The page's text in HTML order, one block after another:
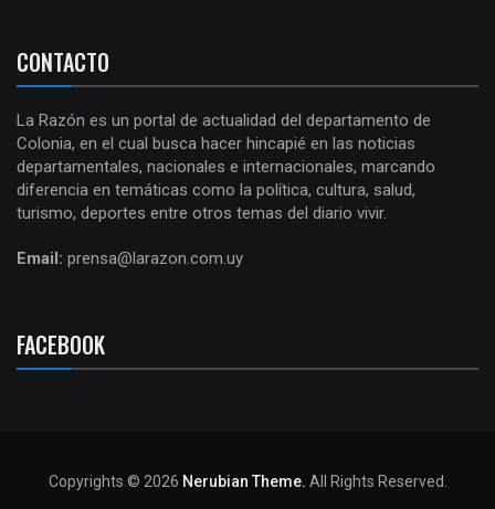
CONTACTO
La Razón es un portal de actualidad del departamento de
Colonia, en el cual busca hacer hincapié en las noticias
departamentales, nacionales e internacionales, marcando
diferencia en temáticas como la política, cultura, salud,
turismo, deportes entre otros temas del diario vivir.
Email: prensa@larazon.com.uy
FACEBOOK
Copyrights © 2026 Nerubian Theme. All Rights Reserved.